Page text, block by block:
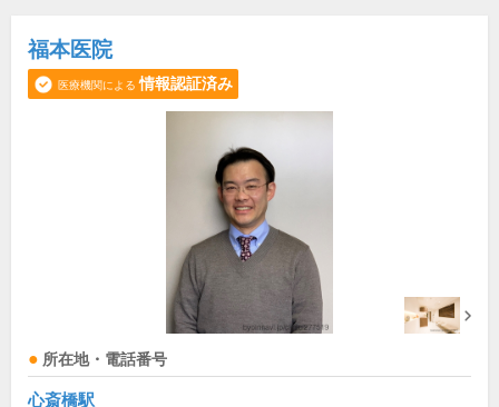
福本医院
医療機関による 情報認証済み
所在地・電話番号
心斎橋駅